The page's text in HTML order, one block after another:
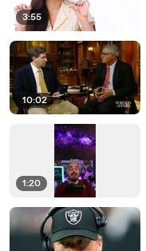
3:55
10:02
1:20